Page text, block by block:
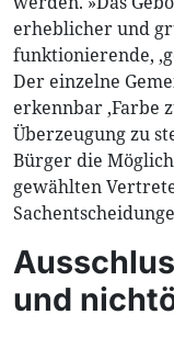
erheblicher und
funktionierende,
Der einzelne
erkennbar ,Farbe
Überzeugung zu
Bürger die
gewählten
und